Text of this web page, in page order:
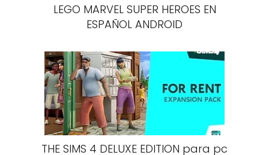
LEGO MARVEL SUPER HEROES EN
ESPAÑOL ANDROID
THE SIMS 4 DELUXE EDITION para pc